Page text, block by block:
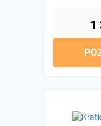
1